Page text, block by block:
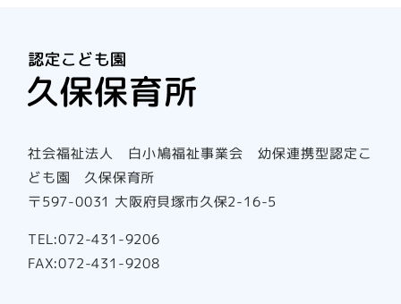
社会福祉法人 白小鳩福祉事業会 幼保連携型認定こ
ども園 久保保育所
〒597-0031 大阪府貝塚市久保2-16-5
TEL:072-431-9206
FAX:072-431-9208